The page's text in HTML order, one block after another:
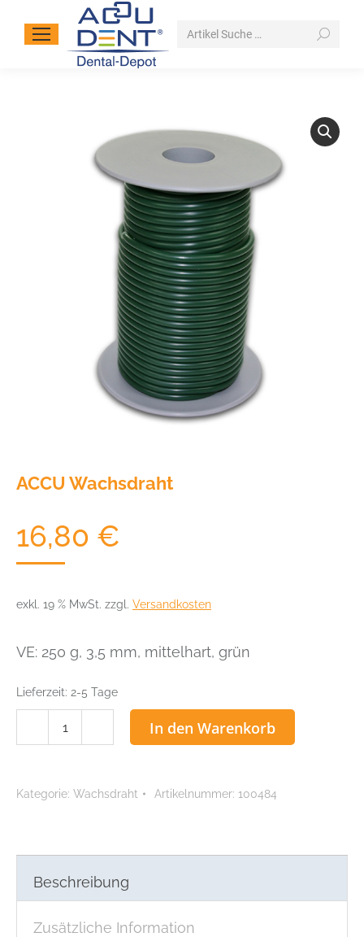
Search:
ACCU Wachsdraht
16,80 €
exkl. 19 % MwSt. zzgl. Versandkosten
VE: 250 g, 3,5 mm, mittelhart, grün
Lieferzeit: 2-5 Tage
In den Warenkorb
Kategorie: Wachsdraht Artikelnummer: 100484
Beschreibung
Zusätzliche Information